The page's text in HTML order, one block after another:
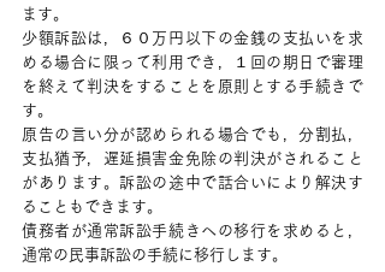
ます。
少額訴訟は，６０万円以下の金銭の支払いを求
める場合に限って利用でき，１回の期日で審理
を終えて判決をすることを原則とする手続きで
す。
原告の言い分が認められる場合でも，分割払，
支払猶予，遅延損害金免除の判決がされること
があります。訴訟の途中で話合いにより解決す
ることもできます。
債務者が通常訴訟手続きへの移行を求めると，
通常の民事訴訟の手続に移行します。